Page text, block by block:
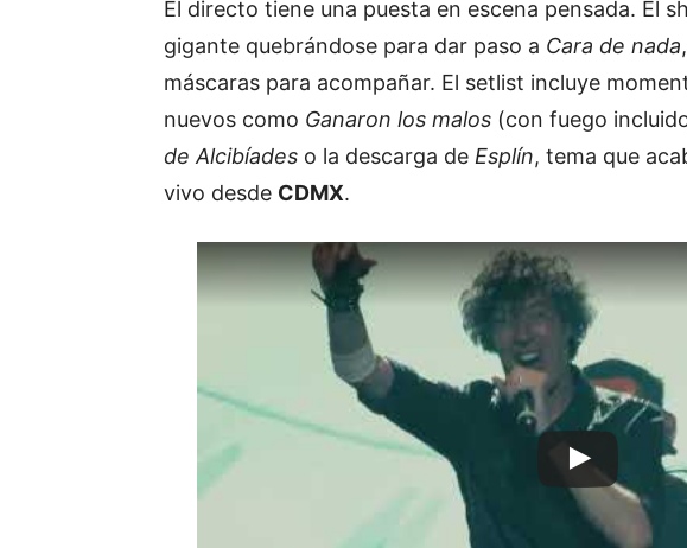
El directo tiene una puesta en escena pensada. El
gigante quebrándose para dar paso a Cara de nada
máscaras para acompañar. El setlist incluye
nuevos como Ganaron los malos (con fuego
de Alcibíades o la descarga de Esplín, tema que
vivo desde CDMX.